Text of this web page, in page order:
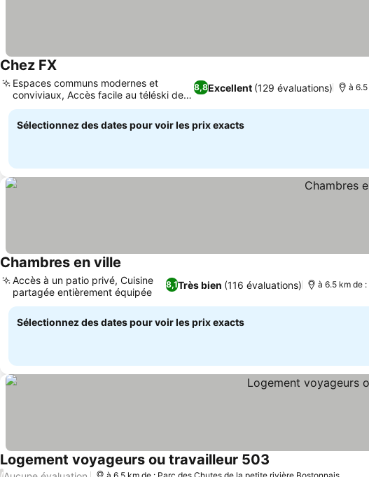
Chez FXConsulter les prix
8,8Excellent (129 évaluations)
Espaces communs modernes et
conviviaux, Accès facile au téléski de
La Tuque
à
Sélectionnez des dates pour voir les prix exacts
Chambres en ville
8,1Très bien (116 évaluations)
Accès à un patio privé, Cuisine
partagée entièrement équipée
à 6.5 km de
Sélectionnez des dates pour voir les prix exacts
Logement voyageurs ou travailleur 503